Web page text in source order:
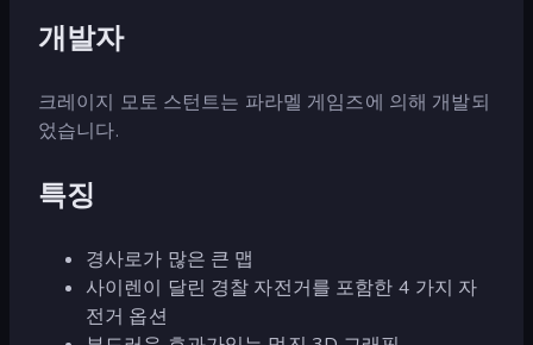
개발자
크레이지 모토 스턴트는 파라멜 게임즈에 의해 개발되
었습니다.
특징
경사로가 많은 큰 맵
사이렌이 달린 경찰 자전거를 포함한 4 가지 자
전거 옵션